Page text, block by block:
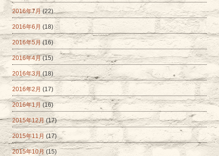
2016年7月(22)
2016年6月 (18)
2016年5月 (16)
2016年4月(15)
2016年3月(18)
2016年2月 (17)
2016年1月 (16)
2015年12月 (17)
2015年11月 (17)
2015年10月 (15)